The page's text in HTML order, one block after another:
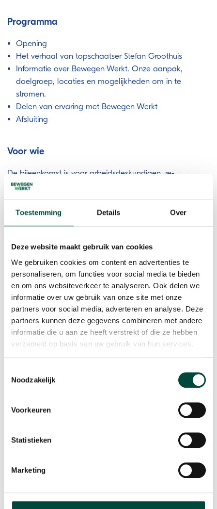
Toestemming Details Over
Deze website maakt gebruik van cookies
We gebruiken cookies om content en advertenties te
personaliseren, om functies voor social media te bieden
en om ons websiteverkeer te analyseren. Ook delen we
informatie over uw gebruik van onze site met onze
partners voor social media, adverteren en analyse. Deze
partners kunnen deze gegevens combineren met andere
informatie die u aan ze heeft verstrekt of die ze hebben
verzameld op basis van uw gebruik van hun services.
Noodzakelijk
Voorkeuren
Statistieken
Marketing
Programma
Opening
Het verhaal van topschaatser Stefan Groothuis
Informatie over Bewegen Werkt. Onze aanpak,
doelgroep, locaties en mogelijkheden om in te
stromen.
Delen van ervaring met Bewegen Werkt
Afsluiting
Voor wie
De bijeenkomst is voor arbeidsdeskundigen, re-
integratiecoaches en andere UWV medewerkers die
werken aan de re-integratie van klanten met een AG-,
ZW- en WW-uitkering.
Datum en tijd